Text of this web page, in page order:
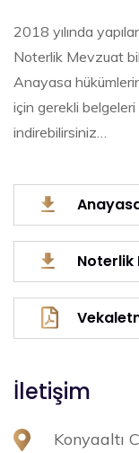
2018 yılında
Noterlik Mevzuat
Anayasa
için gerekli belgeleri
indirebilirsiniz…
Noterlik
İletişim
Konyaaltı